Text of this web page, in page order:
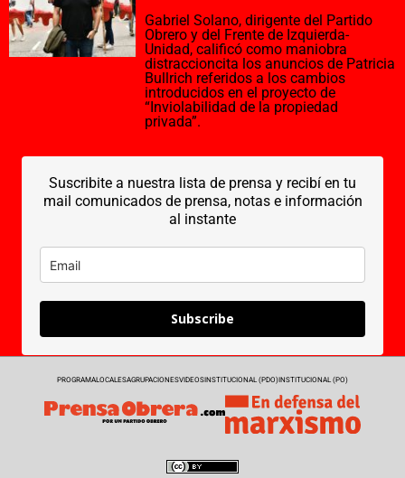
Gabriel Solano, dirigente del Partido
Obrero y del Frente de Izquierda-
Unidad, calificó como maniobra
distraccioncita los anuncios de Patricia
Bullrich referidos a los cambios
introducidos en el proyecto de
“Inviolabilidad de la propiedad
privada”.
Suscribite a nuestra lista de prensa y recibí en tu
mail comunicados de prensa, notas e información
al instante
Subscribe
PROGRAMALOCALESAGRUPACIONESVIDEOSINSTITUCIONAL (PDO)INSTITUCIONAL (PO)